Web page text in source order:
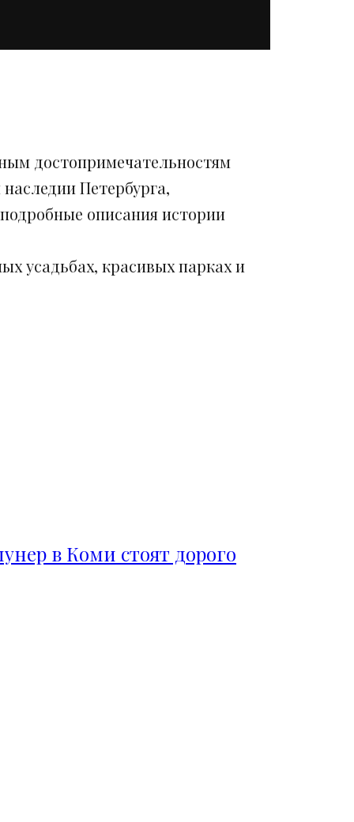
достопримечательностям
Петербурга,
описания истории
усадьбах, красивых парках и
в Коми стоят дорого